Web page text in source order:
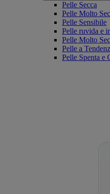
Pelle Secca
Pelle Molto
Pelle Sensibile
Pelle ruvida e
Pelle Molto
Pelle a
Pelle Spenta e